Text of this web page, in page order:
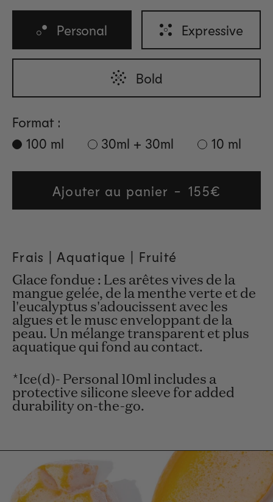
Personal Expressive
Bold
Format :
100 ml
30ml + 30ml 10 ml
Ajouter au panier
Regular
price
155€
Frais | Aquatique | Fruité
Glace fondue : Les arêtes vives de la
mangue gelée, de la menthe verte et de
l'eucalyptus s'adoucissent avec les
algues et le musc enveloppant de la
peau. Un mélange transparent et plus
aquatique qui fond au contact.
*Ice(d)- Personal 10ml includes a
protective silicone sleeve for added
durability on-the-go.